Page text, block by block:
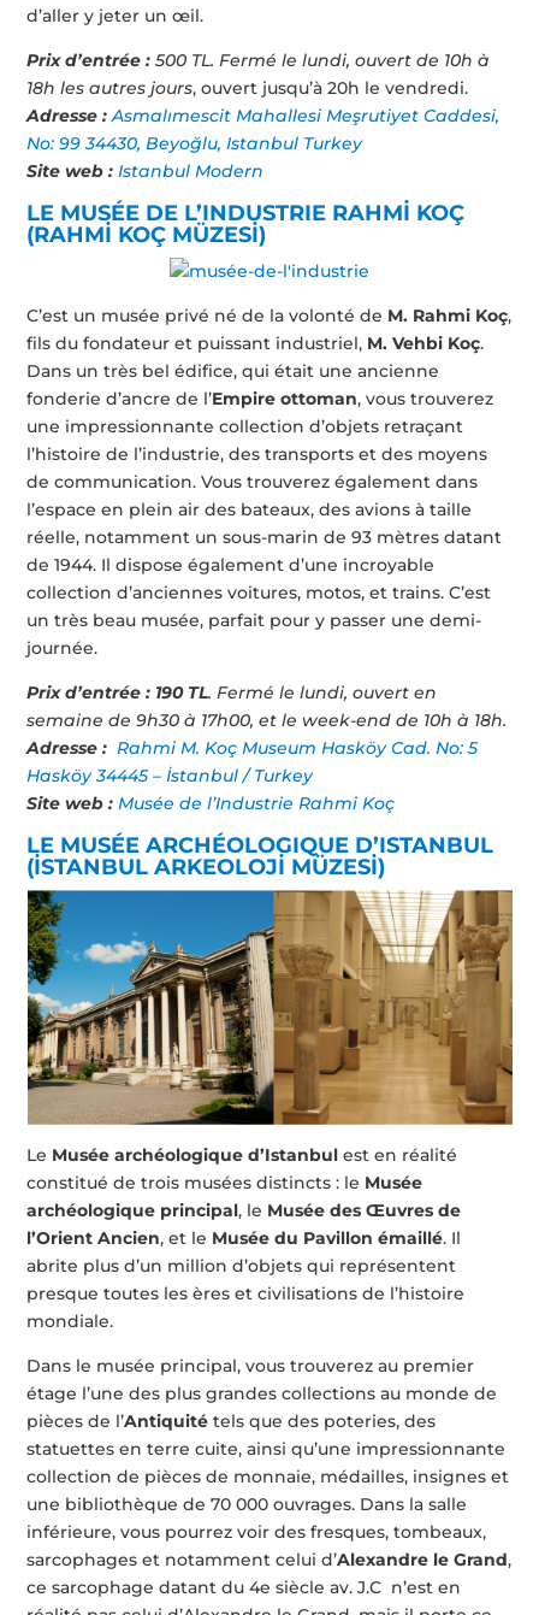
d’aller y jeter un œil.
Prix d’entrée : 500 TL. Fermé le lundi, ouvert de 10h à
18h les autres jours, ouvert jusqu’à 20h le vendredi.
Adresse : Asmalımescit Mahallesi Meşrutiyet Caddesi,
No: 99 34430, Beyoğlu, Istanbul Turkey
Site web :Istanbul Modern
LE MUSÉE DE L’INDUSTRIE RAHMİ KOÇ
(RAHMİ KOÇ MÜZESİ)
C’est un musée privé né de la volonté de M. Rahmi Koç,
fils du fondateur et puissant industriel, M. Vehbi Koç.
Dans un très bel édifice, qui était une ancienne
fonderie d’ancre de l’Empire ottoman, vous trouverez
une impressionnante collection d’objets retraçant
l’histoire de l’industrie, des transports et des moyens
de communication. Vous trouverez également dans
l’espace en plein air des bateaux, des avions à taille
réelle, notamment un sous-marin de 93 mètres datant
de 1944. Il dispose également d’une incroyable
collection d’anciennes voitures, motos, et trains. C’est
un très beau musée, parfait pour y passer une demi-
journée.
Prix d’entrée : 190 TL. Fermé le lundi, ouvert en
semaine de 9h30 à 17h00, et le week-end de 10h à 18h.
Adresse :Rahmi M. Koç Museum Hasköy Cad. No: 5
Hasköy 34445 – İstanbul / Turkey
Site web : Musée de l’Industrie Rahmi Koç
LE MUSÉE ARCHÉOLOGIQUE D’ISTANBUL
(İSTANBUL ARKEOLOJİ MÜZESİ)
Le Musée archéologique d’Istanbul est en réalité
constitué de trois musées distincts : le Musée
archéologique principal, le Musée des Œuvres de
l’Orient Ancien, et le Musée du Pavillon émaillé. Il
abrite plus d’un million d’objets qui représentent
presque toutes les ères et civilisations de l’histoire
mondiale.
Dans le musée principal, vous trouverez au premier
étage l’une des plus grandes collections au monde de
pièces de l’Antiquité tels que des poteries, des
statuettes en terre cuite, ainsi qu’une impressionnante
collection de pièces de monnaie, médailles, insignes et
une bibliothèque de 70 000 ouvrages. Dans la salle
inférieure, vous pourrez voir des fresques, tombeaux,
sarcophages et notamment celui d’Alexandre le Grand,
ce sarcophage datant du 4e siècle av. J.C n’est en